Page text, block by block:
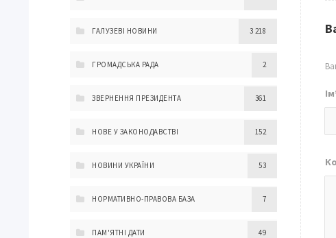
ГАЛУЗЕВІ НОВИНИ 3 218
ГРОМАДСЬКА РАДА 2
ЗВЕРНЕННЯ ПРЕЗИДЕНТА 361
НОВЕ У ЗАКОНОДАВСТВІ 152
НОВИНИ УКРАЇНИ 53
НОРМАТИВНО-ПРАВОВА БАЗА 7
ПАМ'ЯТНІ ДАТИ 49